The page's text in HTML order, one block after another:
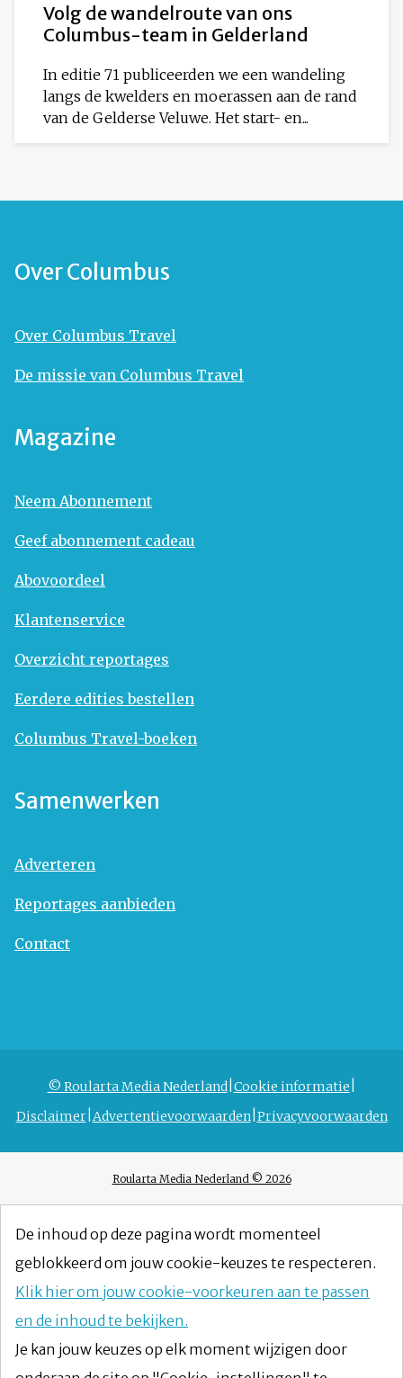
Volg de wandelroute van ons
Columbus-team in Gelderland
In editie 71 publiceerden we een wandeling
langs de kwelders en moerassen aan de rand
van de Gelderse Veluwe. Het start- en...
Over Columbus
Over Columbus Travel
De missie van Columbus Travel
Magazine
Neem Abonnement
Geef abonnement cadeau
Abovoordeel
Klantenservice
Overzicht reportages
Eerdere edities bestellen
Columbus Travel-boeken
Samenwerken
Adverteren
Reportages aanbieden
Contact
© Roularta Media Nederland Cookie informatie
Disclaimer Advertentievoorwaarden Privacyvoorwaarden
Roularta Media Nederland © 2026
De inhoud op deze pagina wordt momenteel
geblokkeerd om jouw cookie-keuzes te respecteren.
Klik hier om jouw cookie-voorkeuren aan te passen
en de inhoud te bekijken.
Je kan jouw keuzes op elk moment wijzigen door